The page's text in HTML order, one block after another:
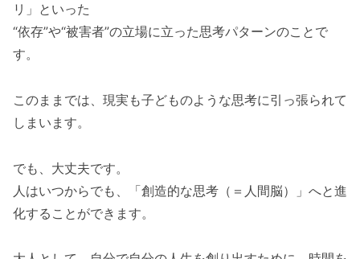
リ」といった
“依存”や“被害者”の立場に立った思考パターンのことで
す。
このままでは、現実も子どものような思考に引っ張られて
しまいます。
でも、大丈夫です。
人はいつからでも、「創造的な思考（＝人間脳）」へと進
化することができます。